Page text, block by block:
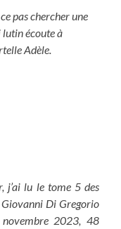
pas chercher une
écoute à
Adèle.
j’ai lu le tome 5 des
Giovanni Di Gregorio
novembre 2023, 48